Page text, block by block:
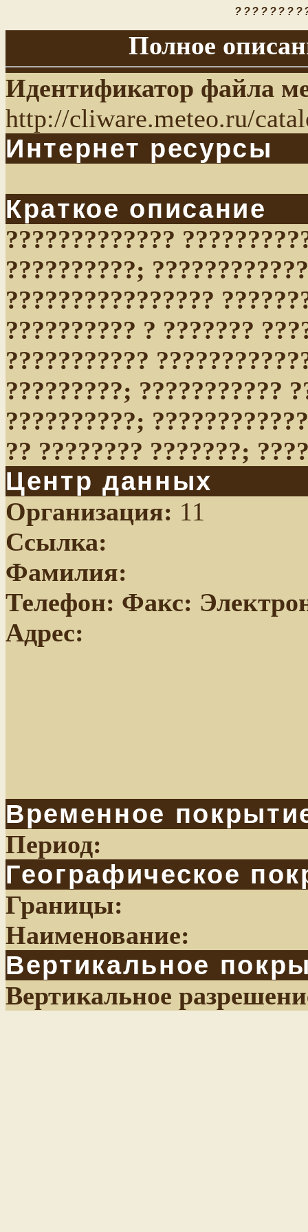
Полное
Идентификатор файла
http://cliware.meteo.ru/
Интернет ресурсы
Краткое описание
?????????????
??????????;
????????????????
?????????? ? ???????
???????????
?????????; ???????????
??????????;
?? ???????? ???????;
Центр данных
Организация: 11
Ссылка:
Фамилия:
Телефон: Факс:
Адрес:
Временное
Период:
Географическое
Границы:
Наименование:
Вертикальное
Вертикальное